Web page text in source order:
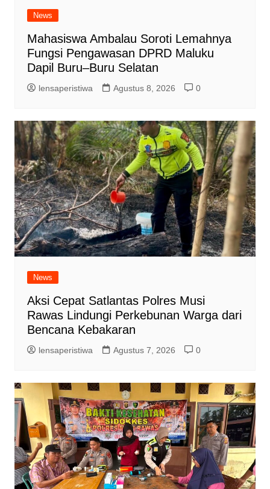
News
Mahasiswa Ambalau Soroti Lemahnya
Fungsi Pengawasan DPRD Maluku
Dapil Buru–Buru Selatan
lensaperistiwa Agustus 8, 2026 0
News
Aksi Cepat Satlantas Polres Musi
Rawas Lindungi Perkebunan Warga dari
Bencana Kebakaran
lensaperistiwa Agustus 7, 2026 0